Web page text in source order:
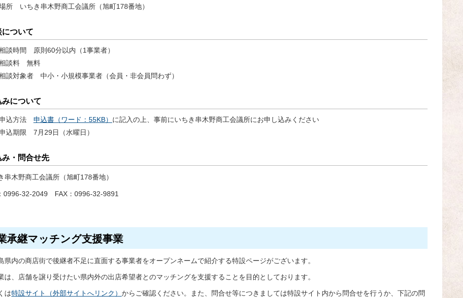
所
いちき串木野商工会議所（旭町178番地）
について
談時間 原則60分以内（1事業者）
談料
無料
談対象者
中小・小規模事業者（会員・非会員問わず）
みについて
込方法 申込書（ワード：55KB） に記入の上、事前にいちき串木野商工会議所にお申し込みください
込期限
7月29日（水曜日）
み・問合せ先
串木野商工会議所（旭町178番地）
0996-32-2049 FAX：0996-32-9891
承継マッチング支援事業
県内の商店街で後継者不足に直面する事業者をオープンネームで紹介する特設ページがございます。
は、店舗を譲り受けたい県内外の出店希望者とのマッチングを支援することを目的としております。
は特設サイト（外部サイトへリンク） からご確認ください。また、問合せ等につきましては特設サイト内から問合せを行うか、下記の問